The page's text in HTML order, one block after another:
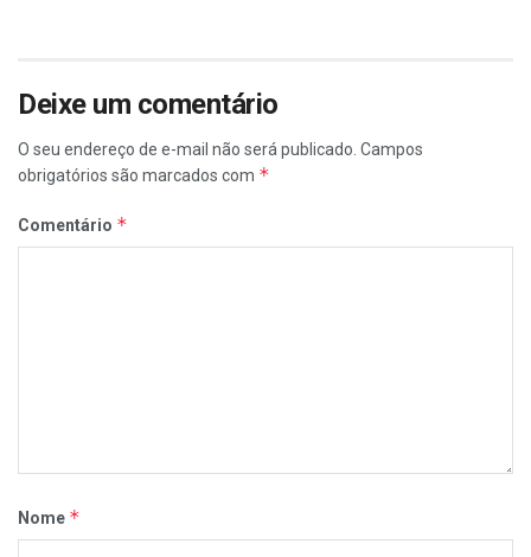
Deixe um comentário
O seu endereço de e-mail não será publicado. Campos
obrigatórios são marcados com *
Comentário *
Nome *